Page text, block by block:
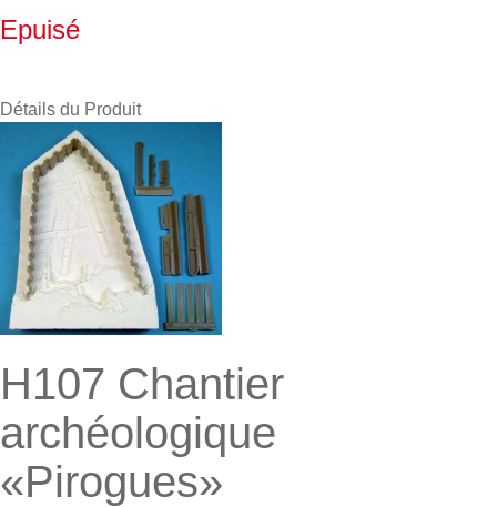
Epuisé
Détails du Produit
H107 Chantier
archéologique
«Pirogues»